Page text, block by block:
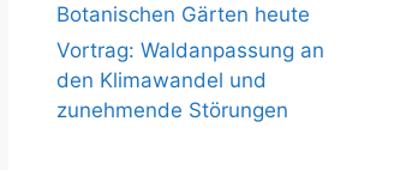
Botanischen Gärten heute
Vortrag: Waldanpassung an
den Klimawandel und
zunehmende Störungen